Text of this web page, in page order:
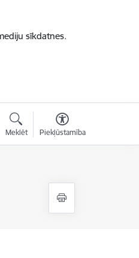
sīkdatnes.
Meklēt Piekļūstamība